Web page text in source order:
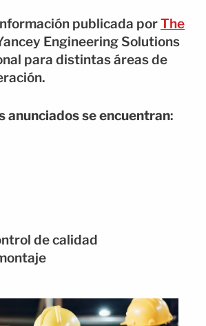
publicada porThe
Engineering Solutions
para distintas áreas de
anunciados se encuentran:
de calidad